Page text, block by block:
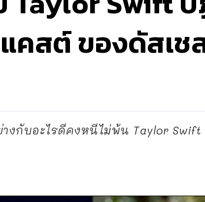
คสต์ ของดัสเช
งกับอะไรดีคงหนีไม่พ้น Taylor Swift